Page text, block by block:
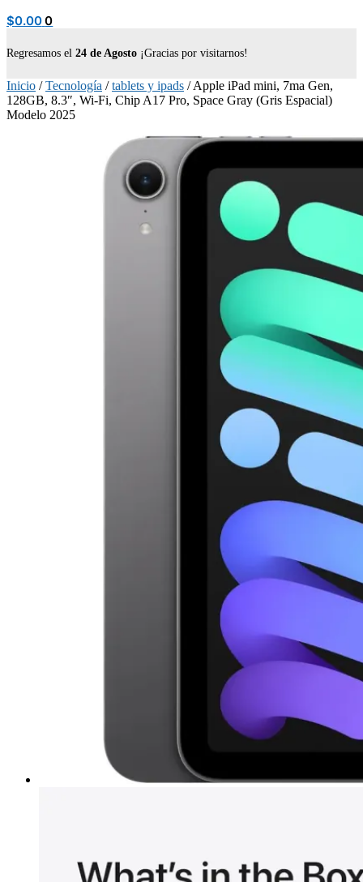
$0.00 0
Regresamos el 24 de Agosto ¡Gracias por visitarnos!
Inicio /Tecnología /tablets y ipads /Apple iPad mini, 7ma Gen,
128GB, 8.3″, Wi-Fi, Chip A17 Pro, Space Gray (Gris Espacial)
Modelo 2025